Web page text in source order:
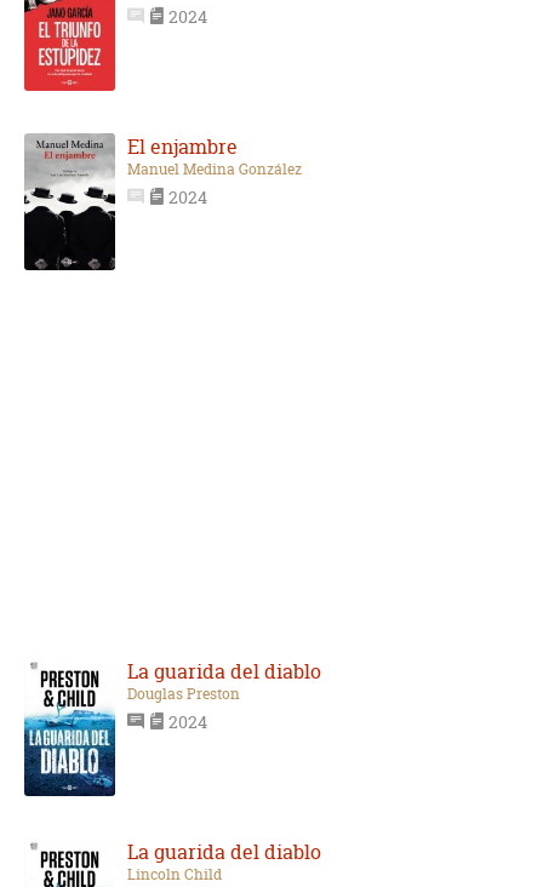
2024
El enjambre
Manuel Medina González
2024
La guarida del diablo
Douglas Preston
2024
La guarida del diablo
Lincoln Child